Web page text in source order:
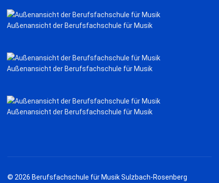
Außenansicht der Berufsfachschule für Musik
Außenansicht der Berufsfachschule für Musik
Außenansicht der Berufsfachschule für Musik
© 2026 Berufsfachschule für Musik Sulzbach-Rosenberg